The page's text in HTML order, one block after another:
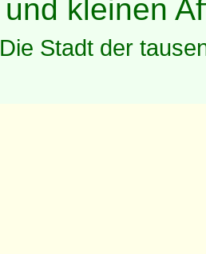
und kleinen
Die Stadt der